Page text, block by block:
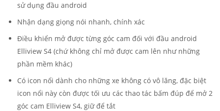
sử dụng đầu android
Nhận dạng giọng nói nhanh, chính xác
Điều khiển mở được từng góc cam đối với đầu android
Elliview S4 (chứ không chỉ mở được cam lên như những
phần mềm khác)
Có icon nổi dành cho những xe không có vô lăng, đặc biệt
icon nổi này còn được tối ưu các thao tác bấm đúp để mở 2
góc cam Elliview S4, giữ để tắt